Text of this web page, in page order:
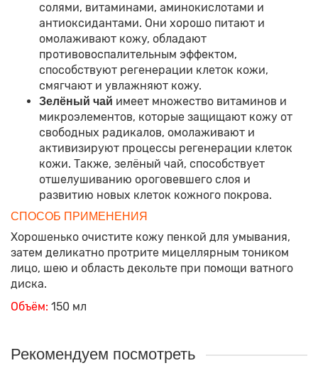
солями, витаминами, аминокислотами и
антиоксидантами. Они хорошо питают и
омолаживают кожу, обладают
противовоспалительным эффектом,
способствуют регенерации клеток кожи,
смягчают и увлажняют кожу.
Зелёный чай имеет множество витаминов и
микроэлементов, которые защищают кожу от
свободных радикалов, омолаживают и
активизируют процессы регенерации клеток
кожи. Также, зелёный чай, способствует
отшелушиванию ороговевшего слоя и
развитию новых клеток кожного покрова.
СПОСОБ ПРИМЕНЕНИЯ
Хорошенько очистите кожу пенкой для умывания,
затем деликатно протрите мицеллярным тоником
лицо, шею и область декольте при помощи ватного
диска.
Объём: 150 мл
Рекомендуем посмотреть